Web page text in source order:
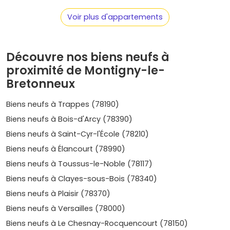
(UVSQ à proximité).
Marché équilibré: des prix plus accessibles que Paris
pour sécuriser ton achat.
Immobilier neuf Montigny-le-
Bretonneux : les quartiers à cibler et
leurs profils
Villaroy– quartier récent, très familial, proche des
écoles, lacs et commerces. Idéal pour une résidence
principale avec balcon ou terrasse.
500 à 6 700 €/m²selon prestations et vue dégagée.
La Sourderie– ambiance verte et résidentielle, accès
rapide à la base de loisirs. Bon compromis pour les
T3/T4. Prix moyen:5 300 à 6 500 €/m²
Le Village / centre– proche des commerces et des
services, bonne desserte bus vers la gare. Petites
surfaces très demandées.Prix moyen
€/m².
Voir plus d'appartements
Découvre nos biens neufs à
proximité de Montigny-le-
Bretonneux
Biens neufs à Trappes (78190)
Biens neufs à Bois-d'Arcy (78390)
Biens neufs à Saint-Cyr-l'École (78210)
Biens neufs à Élancourt (78990)
Biens neufs à Toussus-le-Noble (78117)
Biens neufs à Clayes-sous-Bois (78340)
Biens neufs à Plaisir (78370)
Biens neufs à Versailles (78000)
Biens neufs à Le Chesnay-Rocquencourt (78150)